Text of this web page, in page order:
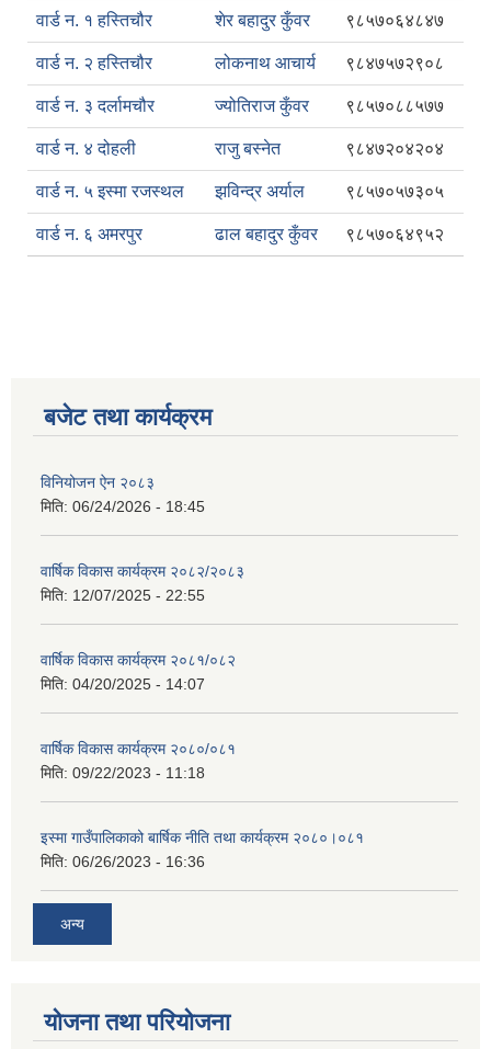
वार्ड न. १ हस्तिचौर शेर बहादुर कुँवर ९८५७०६४८४७
वार्ड न. २ हस्तिचौर लोकनाथ आचार्य ९८४७५७२९०८
वार्ड न. ३ दर्लामचौर ज्योतिराज कुँवर ९८५७०८८५७७
वार्ड न. ४ दोहली राजु बस्नेत ९८४७२०४२०४
वार्ड न. ५ इस्मा रजस्थल झविन्द्र अर्याल ९८५७०५७३०५
वार्ड न. ६ अमरपुर ढाल बहादुर कुँवर ९८५७०६४९५२
बजेट तथा कार्यक्रम
विनियोजन ऐन २०८३
मिति: 06/24/2026 - 18:45
वार्षिक विकास कार्यक्रम २०८२/२०८३
मिति: 12/07/2025 - 22:55
वार्षिक विकास कार्यक्रम २०८१/०८२
मिति: 04/20/2025 - 14:07
वार्षिक विकास कार्यक्रम २०८०/०८१
मिति: 09/22/2023 - 11:18
इस्मा गाउँपालिकाको बार्षिक नीति तथा कार्यक्रम २०८०।०८१
मिति: 06/26/2023 - 16:36
अन्य
योजना तथा परियोजना